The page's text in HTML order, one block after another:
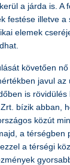
a járda is. A
festése illetve a
elemek
követően nő
javul az
is rövidülés
bízik abban,
közút
a térségben
a térségi